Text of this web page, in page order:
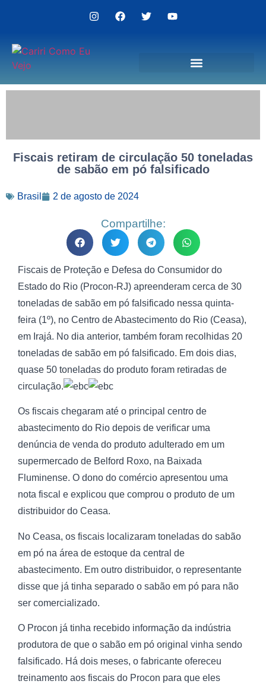
Fiscais retiram de circulação 50 toneladas
de sabão em pó falsificado
Brasil 2 de agosto de 2024
Compartilhe:
Fiscais de Proteção e Defesa do Consumidor do
Estado do Rio (Procon-RJ) apreenderam cerca de 30
toneladas de sabão em pó falsificado nessa quinta-
feira (1º), no Centro de Abastecimento do Rio (Ceasa),
em Irajá. No dia anterior, também foram recolhidas 20
toneladas de sabão em pó falsificado. Em dois dias,
quase 50 toneladas do produto foram retiradas de
circulação.
Os fiscais chegaram até o principal centro de
abastecimento do Rio depois de verificar uma
denúncia de venda do produto adulterado em um
supermercado de Belford Roxo, na Baixada
Fluminense. O dono do comércio apresentou uma
nota fiscal e explicou que comprou o produto de um
distribuidor do Ceasa.
No Ceasa, os fiscais localizaram toneladas do sabão
em pó na área de estoque da central de
abastecimento. Em outro distribuidor, o representante
disse que já tinha separado o sabão em pó para não
ser comercializado.
O Procon já tinha recebido informação da indústria
produtora de que o sabão em pó original vinha sendo
falsificado. Há dois meses, o fabricante ofereceu
treinamento aos fiscais do Procon para que eles